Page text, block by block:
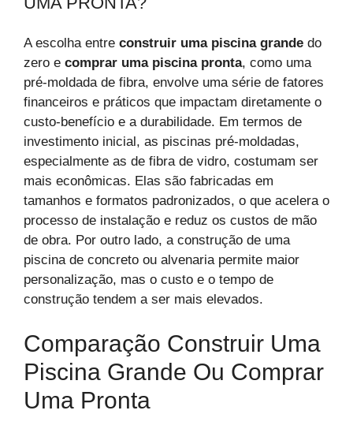
A escolha entre construir uma piscina grande do
zero e comprar uma piscina pronta, como uma
pré-moldada de fibra, envolve uma série de fatores
financeiros e práticos que impactam diretamente o
custo-benefício e a durabilidade. Em termos de
investimento inicial, as piscinas pré-moldadas,
especialmente as de fibra de vidro, costumam ser
mais econômicas. Elas são fabricadas em
tamanhos e formatos padronizados, o que acelera o
processo de instalação e reduz os custos de mão
de obra. Por outro lado, a construção de uma
piscina de concreto ou alvenaria permite maior
personalização, mas o custo e o tempo de
construção tendem a ser mais elevados.
Comparação Construir Uma
Piscina Grande Ou Comprar
Uma Pronta